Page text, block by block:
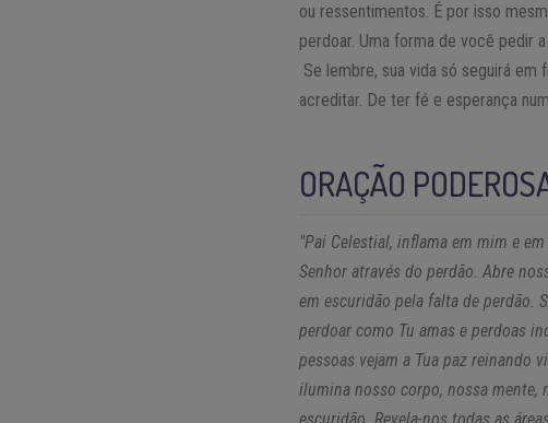
ou ressentimentos. É por isso
perdoar. Uma forma de você pedir
Se lembre, sua vida só seguirá
acreditar. De ter fé e esperança
ORAÇÃO
"Pai Celestial, inflama em mim e
Senhor através do perdão. Abre
em escuridão pela falta de perdão.
perdoar como Tu amas e perdoas
pessoas vejam a Tua paz reinando
ilumina nosso corpo, nossa mente,